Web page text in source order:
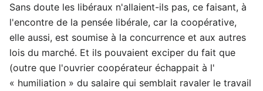
Sans doute les libéraux n'allaient-ils pas, ce faisant, à
l'encontre de la pensée libérale, car la coopérative,
elle aussi, est soumise à la concurrence et aux autres
lois du marché. Et ils pouvaient exciper du fait que
(outre que l'ouvrier coopérateur échappait à l'
« humiliation » du salaire qui semblait ravaler le travail